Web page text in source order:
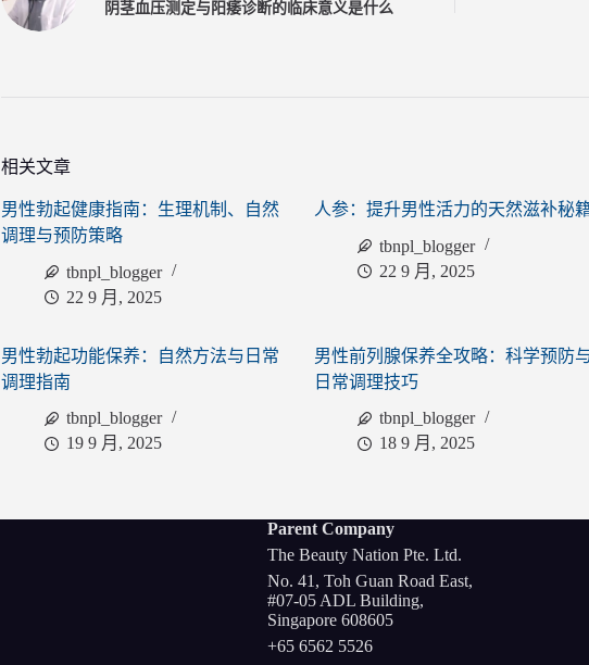
阴茎血压测定与阳痿诊断的临床意义是什么
相关文章
男性勃起健康指南：生理机制、自然
调理与预防策略
tbnpl_blogger
22 9 月, 2025
人参：提升男性活力的天然滋补秘
tbnpl_blogger
22 9 月, 2025
男性勃起功能保养：自然方法与日常
调理指南
tbnpl_blogger
19 9 月, 2025
男性前列腺保养全攻略：科学预防
日常调理技巧
tbnpl_blogger
18 9 月, 2025
Parent Company
The Beauty Nation Pte. Ltd.
No. 41, Toh Guan Road East,
#07-05 ADL Building,
Singapore 608605
+65 6562 5526